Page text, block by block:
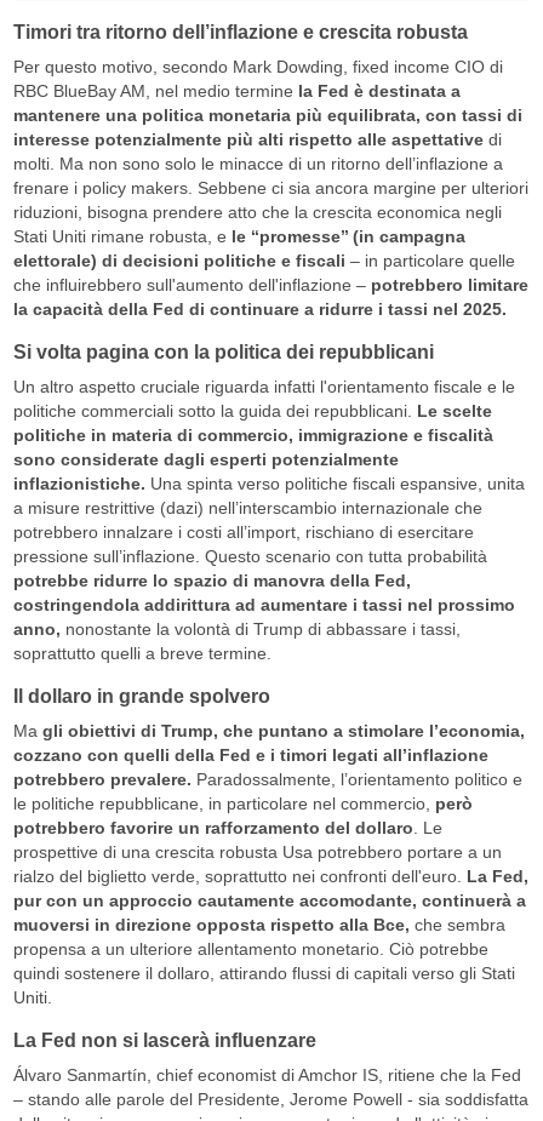
Timori tra ritorno dell’inflazione e crescita robusta
Per questo motivo, secondo Mark Dowding, fixed income CIO di
RBC BlueBay AM, nel medio termine la Fed è destinata a
mantenere una politica monetaria più equilibrata, con tassi di
interesse potenzialmente più alti rispetto alle aspettativedi
molti. Ma non sono solo le minacce di un ritorno dell’inflazione a
frenare i policy makers. Sebbene ci sia ancora margine per ulteriori
riduzioni, bisogna prendere atto che la crescita economica negli
Stati Uniti rimane robusta, e le ‘‘promesse’’(in campagna
elettorale) di decisioni politiche e fiscali – in particolare quelle
che influirebbero sull'aumento dell'inflazione – potrebbero limitare
la capacità della Fed di continuare a ridurre i tassi nel 2025.
Si volta pagina con la politica dei repubblicani
Un altro aspetto cruciale riguarda infatti l'orientamento fiscale e le
politiche commerciali sotto la guida dei repubblicani. Le scelte
politiche in materia di commercio, immigrazione e fiscalità
sono considerate dagli esperti potenzialmente
inflazionistiche. Una spinta verso politiche fiscali espansive, unita
a misure restrittive (dazi) nell’interscambio internazionale che
potrebbero innalzare i costi all’import, rischiano di esercitare
pressione sull’inflazione. Questo scenario con tutta probabilità
potrebbe ridurre lo spazio di manovra della Fed,
costringendola addirittura ad aumentare i tassi nel prossimo
anno, nonostante la volontà di Trump di abbassare i tassi,
soprattutto quelli a breve termine.
Il dollaro in grande spolvero
Ma gli obiettivi di Trump, che puntano a stimolare l’economia,
cozzano con quelli della Fed e i timori legati all’inflazione
potrebbero prevalere. Paradossalmente, l’orientamento politico e
le politiche repubblicane, in particolare nel commercio, però
potrebbero favorire un rafforzamento del dollaro . Le
prospettive di una crescita robusta Usa potrebbero portare a un
rialzo del biglietto verde, soprattutto nei confronti dell'euro. La Fed,
pur con un approccio cautamente accomodante, continuerà a
muoversi in direzione opposta rispetto alla Bce, che sembra
propensa a un ulteriore allentamento monetario. Ciò potrebbe
quindi sostenere il dollaro, attirando flussi di capitali verso gli Stati
Uniti.
La Fed non si lascerà influenzare
Álvaro Sanmartín, chief economist di Amchor IS, ritiene che la Fed
– stando alle parole del Presidente, Jerome Powell - sia soddisfatta